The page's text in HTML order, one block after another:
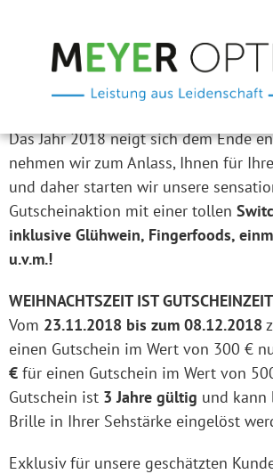
Das Jahr 2018 neigt sich dem Ende
nehmen wir zum Anlass, Ihnen für
und daher starten wir unsere
Gutscheinaktion mit einer tollen
inklusive Glühwein, Fingerfoods,
u.v.m.!
WEIHNACHTSZEIT IST
Vom 23.11.2018 bis zum 08.12.2018
einen Gutschein im Wert von 300 €
€ für einen Gutschein im Wert von
Gutschein ist 3 Jahre gültig und kann
Brille in Ihrer Sehstärke eingelöst
Exklusiv für unsere geschätzten